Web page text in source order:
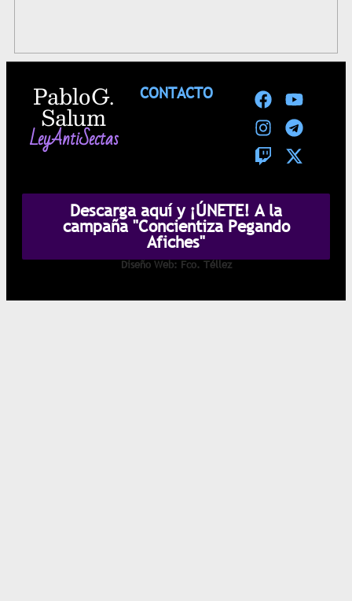
CONTACTO
Pablo G.
Salum
LeyAntiSectas
Descarga aquí y ¡ÚNETE! A la
campaña "Concientiza Pegando
Afiches"
Diseño Web: Fco. Téllez